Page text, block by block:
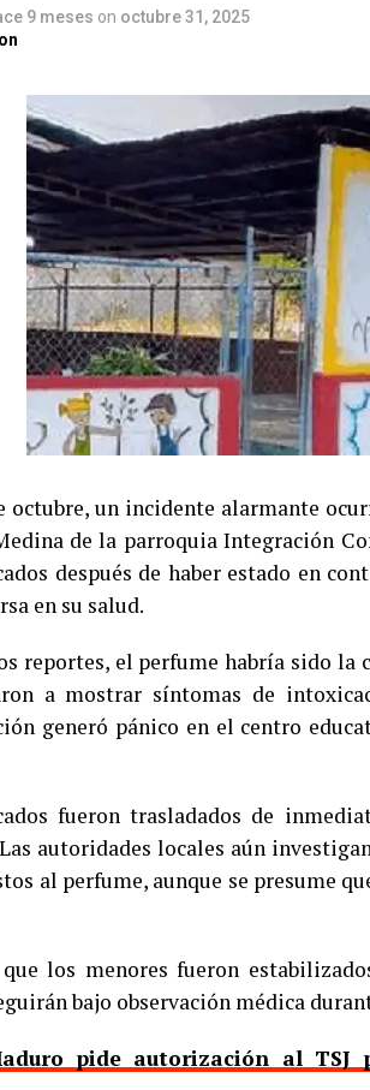
9 meses on octubre 31, 2025
octubre, un incidente alarmante
de la parroquia Integración
después de haber estado en
en su salud.
reportes, el perfume habría sido la
a mostrar síntomas de
generó pánico en el centro
fueron trasladados de
autoridades locales aún
al perfume, aunque se presume
los menores fueron
bajo observación médica
pide autorización al